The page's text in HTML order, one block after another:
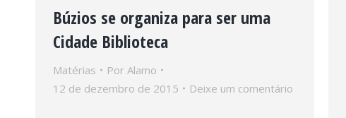
Búzios se organiza para ser uma
Cidade Biblioteca
Matérias Por Alamo
12 de dezembro de 2015
Deixe um comentário